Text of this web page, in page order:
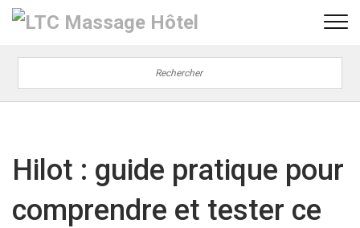
Hilot : guide pratique pour
comprendre et tester ce